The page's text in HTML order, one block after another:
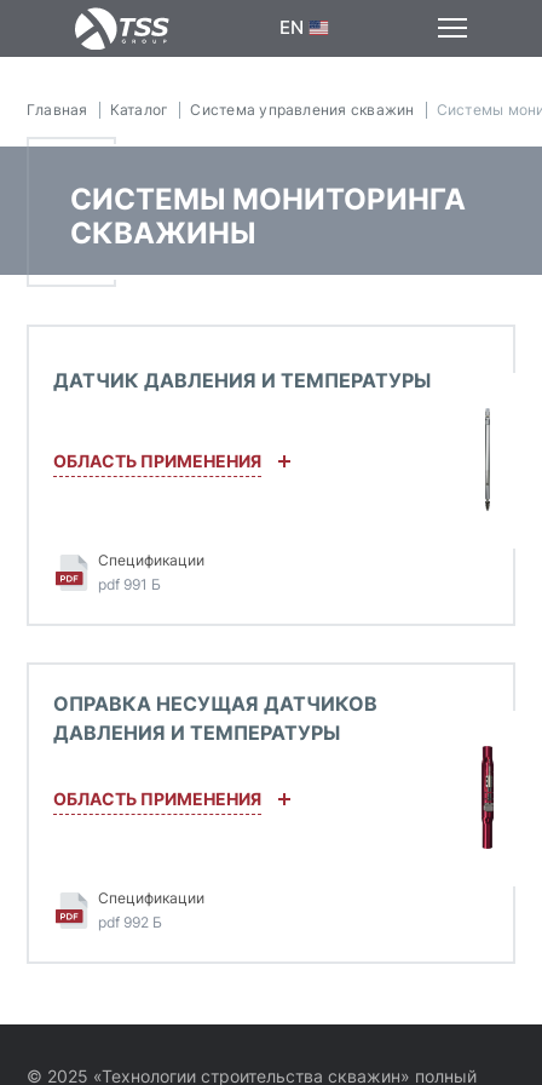
EN
Главная Каталог Система управления скважин Системы
СИСТЕМЫ МОНИТОРИНГА
СКВАЖИНЫ
ДАТЧИК ДАВЛЕНИЯ И ТЕМПЕРАТУРЫ
ОБЛАСТЬ ПРИМЕНЕНИЯ
Спецификации
pdf 991 Б
ОПРАВКА НЕСУЩАЯ ДАТЧИКОВ
ДАВЛЕНИЯ И ТЕМПЕРАТУРЫ
ОБЛАСТЬ ПРИМЕНЕНИЯ
Спецификации
pdf 992 Б
© 2025 «Технологии строительства скважин» полный